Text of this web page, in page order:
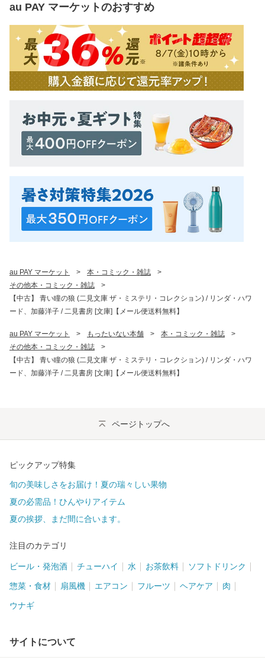
au PAY マーケットのおすすめ
au PAY マーケット > 本・コミック・雑誌
>
その他本・コミック・雑誌
>
【中古】 青い瞳の狼 (二見文庫 ザ・ミステリ・コレクション) / リンダ・ハワ
ード、加藤洋子 / 二見書房 [文庫]【メール便送料無料】
au PAY マーケット > もったいない本舗 > 本・コミック・雑誌
>
その他本・コミック・雑誌
>
【中古】 青い瞳の狼 (二見文庫 ザ・ミステリ・コレクション) / リンダ・ハワ
ード、加藤洋子 / 二見書房 [文庫]【メール便送料無料】
ページトップへ
ピックアップ特集
旬の美味しさをお届け！夏の瑞々しい果物
夏の必需品！ひんやりアイテム
夏の挨拶、まだ間に合います。
注目のカテゴリ
ビール・発泡酒 チューハイ 水 お茶飲料 ソフトドリンク
惣菜・食材 扇風機 エアコン フルーツ ヘアケア 肉
ウナギ
サイトについて